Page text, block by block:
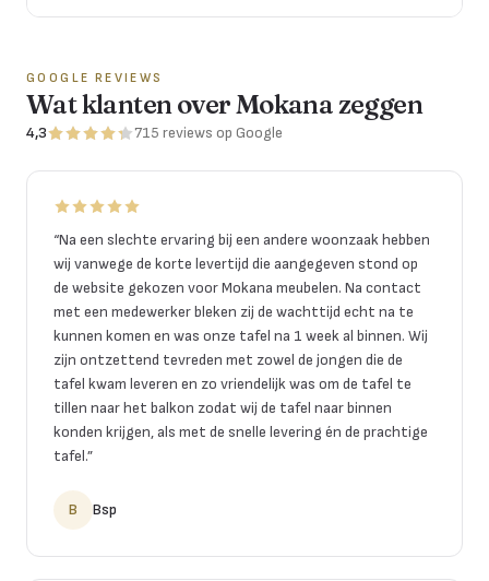
GOOGLE REVIEWS
Wat klanten over Mokana zeggen
4,3 715 reviews op Google
“Na een slechte ervaring bij een andere woonzaak hebben
wij vanwege de korte levertijd die aangegeven stond op
de website gekozen voor Mokana meubelen. Na contact
met een medewerker bleken zij de wachttijd echt na te
kunnen komen en was onze tafel na 1 week al binnen. Wij
zijn ontzettend tevreden met zowel de jongen die de
tafel kwam leveren en zo vriendelijk was om de tafel te
tillen naar het balkon zodat wij de tafel naar binnen
konden krijgen, als met de snelle levering én de prachtige
tafel.”
B Bsp